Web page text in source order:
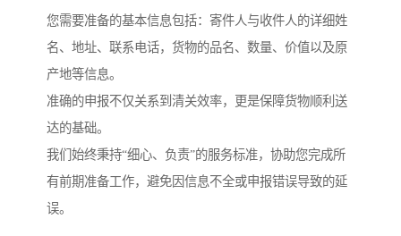
您需要准备的基本信息包括：寄件人与收件人的详细姓
名、地址、联系电话，货物的品名、数量、价值以及原
产地等信息。
准确的申报不仅关系到清关效率，更是保障货物顺利送
达的基础。
我们始终秉持“细心、负责”的服务标准，协助您完成所
有前期准备工作，避免因信息不全或申报错误导致的延
误。